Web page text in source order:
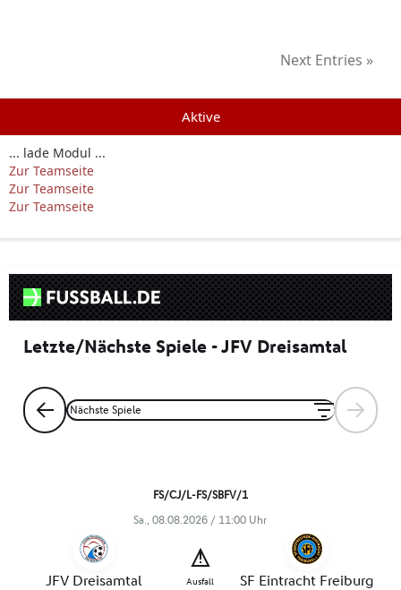
Next Entries »
Aktive
... lade Modul ...
Zur Teamseite
Zur Teamseite
Zur Teamseite